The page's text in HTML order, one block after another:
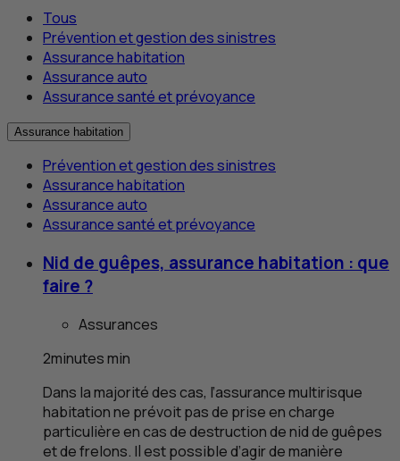
Tous
Prévention et gestion des sinistres
Assurance habitation
Assurance auto
Assurance santé et prévoyance
Assurance habitation
Prévention et gestion des sinistres
Assurance habitation
Assurance auto
Assurance santé et prévoyance
Nid de guêpes, assurance habitation : que
faire ?
Assurances
2minutesmin
Dans la majorité des cas, l’assurance multirisque
habitation ne prévoit pas de prise en charge
particulière en cas de destruction de nid de guêpes
et de frelons. Il est possible d’agir de manière